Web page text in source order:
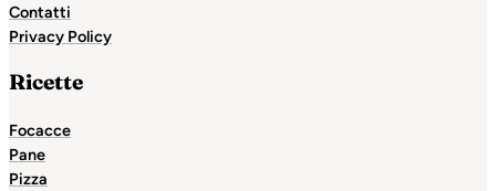
Contatti
Privacy Policy
Ricette
Focacce
Pane
Pizza